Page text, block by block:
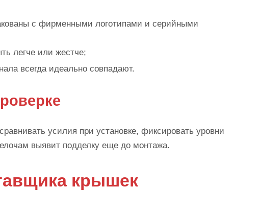
с фирменными логотипами и серийными
легче или жестче;
всегда идеально совпадают.
усилия при установке, фиксировать уровни
выявит подделку еще до монтажа.
крышек